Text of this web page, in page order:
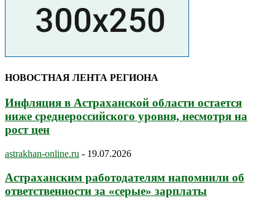
НОВОСТНАЯ ЛЕНТА РЕГИОНА
Инфляция в Астраханской области остается
ниже среднероссийского уровня, несмотря на
рост цен
astrakhan-online.ru - 19.07.2026
Астраханским работодателям напомнили об
ответственности за «серые» зарплаты